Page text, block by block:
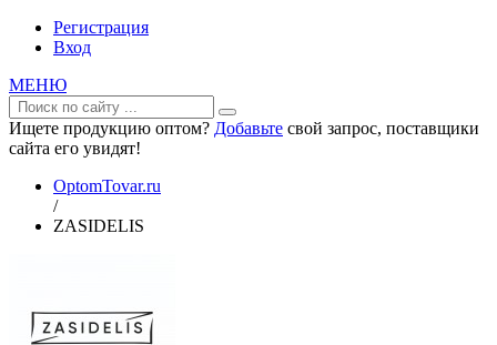
Регистрация
Вход
МЕНЮ
Ищете продукцию оптом? Добавьте свой запрос, поставщики
сайта его увидят!
OptomTovar.ru
/
ZASIDELIS